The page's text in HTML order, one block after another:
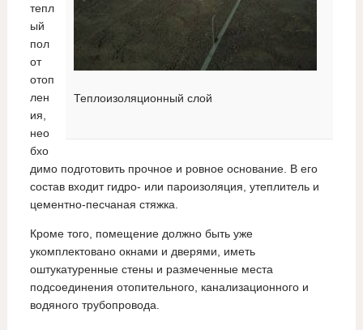
Теплоизоляционный слой
тепл
ый
пол
от
отоп
лен
ия,
нео
бхо
димо подготовить прочное и ровное основание. В его
состав входит гидро- или пароизоляция, утеплитель и
цементно-песчаная стяжка.
Кроме того, помещение должно быть уже
укомплектовано окнами и дверями, иметь
оштукатуренные стены и размеченные места
подсоединения отопительного, канализационного и
водяного трубопровода.